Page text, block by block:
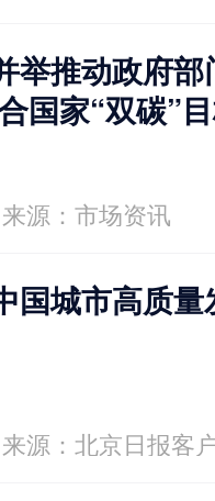
举推动政府部
国家“双碳”
来源：市场资讯
国城市高质量
来源：北京日报客